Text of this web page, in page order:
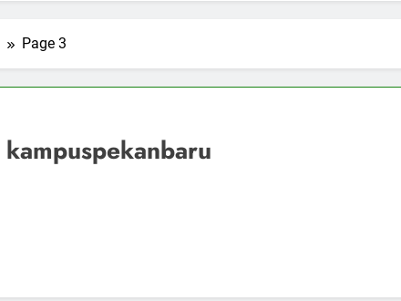
Page 3
kampuspekanbaru